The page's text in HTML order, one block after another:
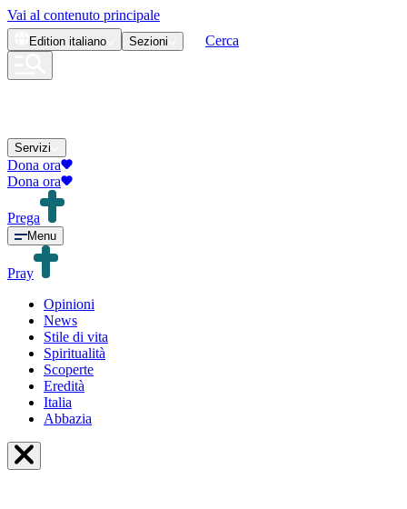
Vai al contenuto principale
Edition italiano Sezioni Cerca
Servizi
Dona ora
Dona ora
Prega
Menu
Pray
Opinioni
News
Stile di vita
Spiritualità
Scoperte
Eredità
Italia
Abbazia